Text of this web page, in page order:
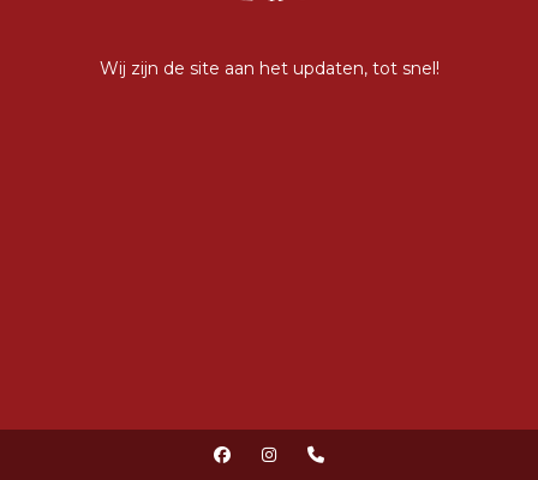
Wij zijn de site aan het updaten, tot snel!